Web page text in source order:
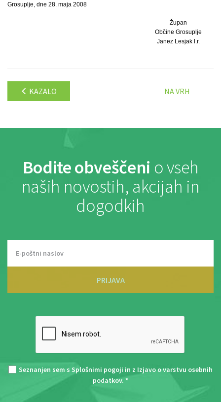
Grosuplje, dne 28. maja 2008
Župan
Občine Grosuplje
Janez Lesjak l.r.
KAZALO NA VRH
Bodite obveščeni o vseh
naših novostih, akcijah in
dogodkih
PRIJAVA
Seznanjen sem s Splošnimi pogoji in z Izjavo o varstvu osebnih
podatkov. *